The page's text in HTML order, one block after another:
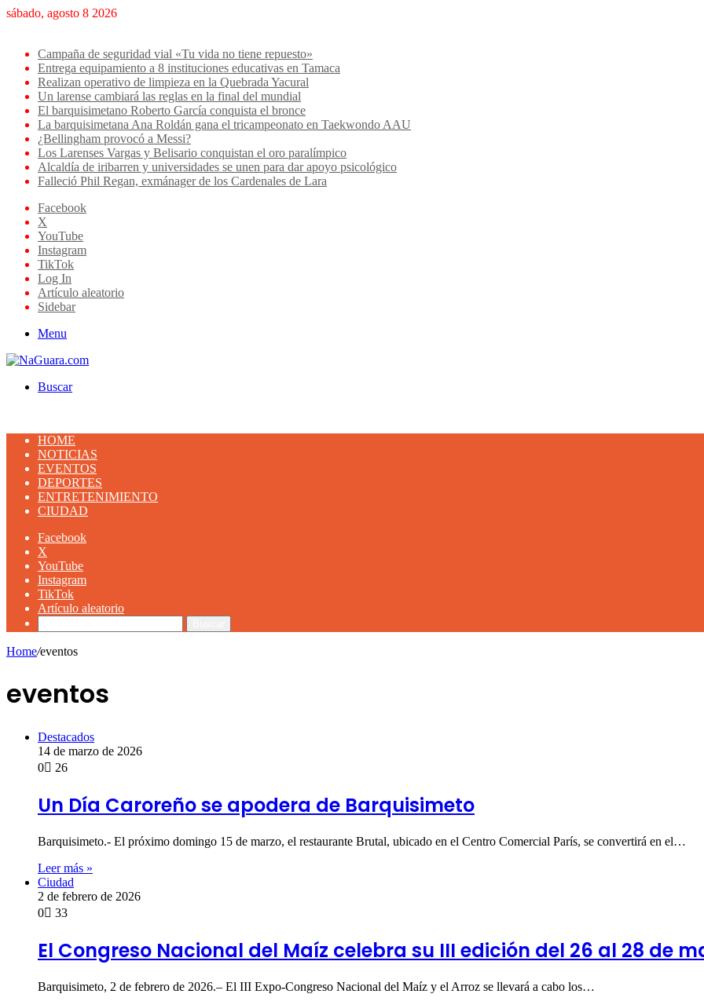
sábado, agosto 8 2026
Campaña de seguridad vial «Tu vida no tiene repuesto»
Entrega equipamiento a 8 instituciones educativas en Tamaca
Realizan operativo de limpieza en la Quebrada Yacural
Un larense cambiará las reglas en la final del mundial
El barquisimetano Roberto García conquista el bronce
La barquisimetana Ana Roldán gana el tricampeonato en Taekwondo AAU
¿Bellingham provocó a Messi?
Los Larenses Vargas y Belisario conquistan el oro paralímpico
Alcaldía de iribarren y universidades se unen para dar apoyo psicológico
Falleció Phil Regan, exmánager de los Cardenales de Lara
Facebook
X
YouTube
Instagram
TikTok
Log In
Artículo aleatorio
Sidebar
Menu
Buscar
HOME
NOTICIAS
EVENTOS
DEPORTES
ENTRETENIMIENTO
CIUDAD
Facebook
X
YouTube
Instagram
TikTok
Artículo aleatorio
Home/eventos
eventos
Destacados
14 de marzo de 2026
0
26
Un Día Caroreño se apodera de Barquisimeto
Barquisimeto.- El próximo domingo 15 de marzo, el restaurante Brutal, ubicado en el Centro Comercial París, se convertirá en el…
Leer más »
Ciudad
2 de febrero de 2026
0
33
El Congreso Nacional del Maíz celebra su III edición del 26 al 28 de
Barquisimeto, 2 de febrero de 2026.– El III Expo-Congreso Nacional del Maíz y el Arroz se llevará a cabo los…